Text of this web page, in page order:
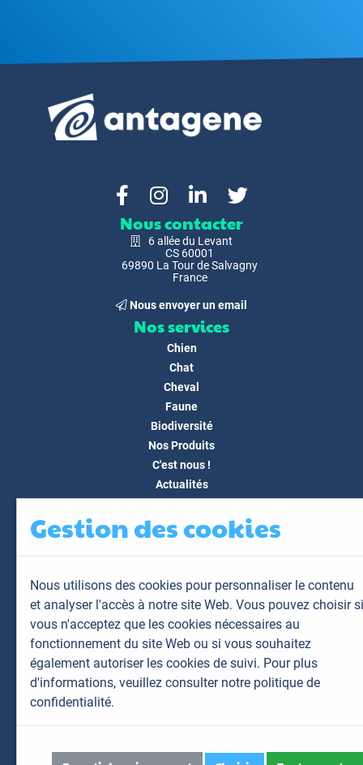
Nous contacter
6 allée du Levant
CS 60001
69890 La Tour de Salvagny
France
Nous envoyer un email
Nos services
Chien
Chat
Cheval
Faune
Biodiversité
Nos Produits
C'est nous !
Actualités
FAQ
Mon espace
Mes animaux
Mes résultats
Mes commandes
Mes factures
Gestion des cookies
Nous utilisons des cookies pour personnaliser le contenu
et analyser l'accès à notre site Web. Vous pouvez choisir si
vous n'acceptez que les cookies nécessaires au
fonctionnement du site Web ou si vous souhaitez
également autoriser les cookies de suivi. Pour plus
d'informations, veuillez consulter notre politique de
confidentialité.